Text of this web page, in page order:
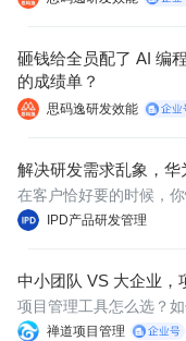
砸钱给全员配了 AI 编
的成绩单？
思码逸研发效能
解决研发需求乱象，华
IPD产品研发管理
在客户恰好要的时候，
比竞争对手还有竞争力，
中小团队 VS 大企业，
禅道项目管理
项目管理工具怎么选？